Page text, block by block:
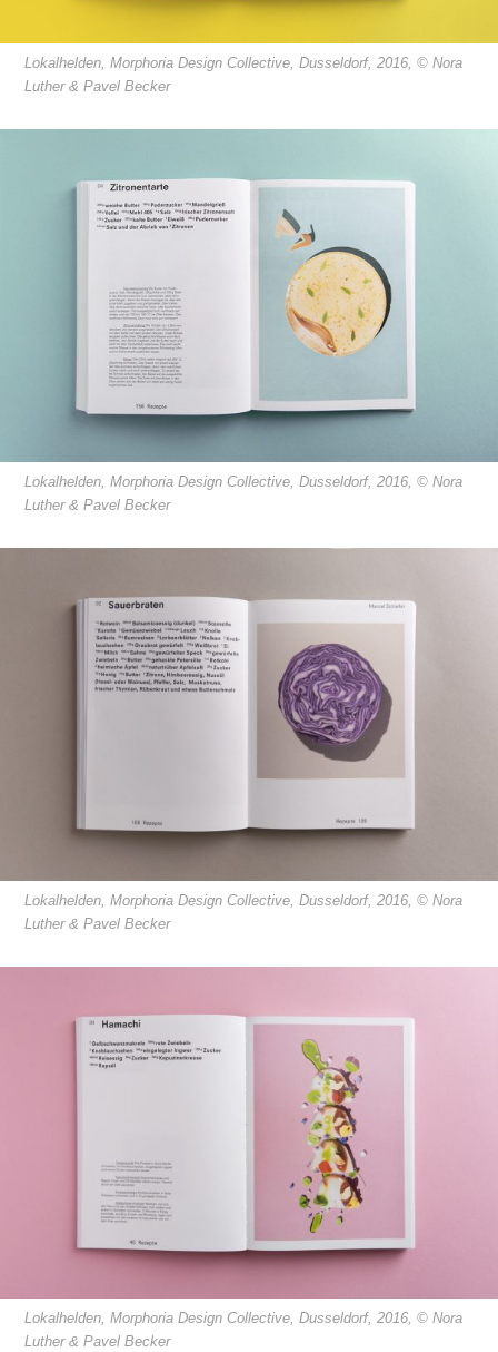
Lokalhelden, Morphoria Design Collective, Dusseldorf, 2016, © Nora
Luther & Pavel Becker
Lokalhelden, Morphoria Design Collective, Dusseldorf, 2016, © Nora
Luther & Pavel Becker
Lokalhelden, Morphoria Design Collective, Dusseldorf, 2016, © Nora
Luther & Pavel Becker
Lokalhelden, Morphoria Design Collective, Dusseldorf, 2016, © Nora
Luther & Pavel Becker